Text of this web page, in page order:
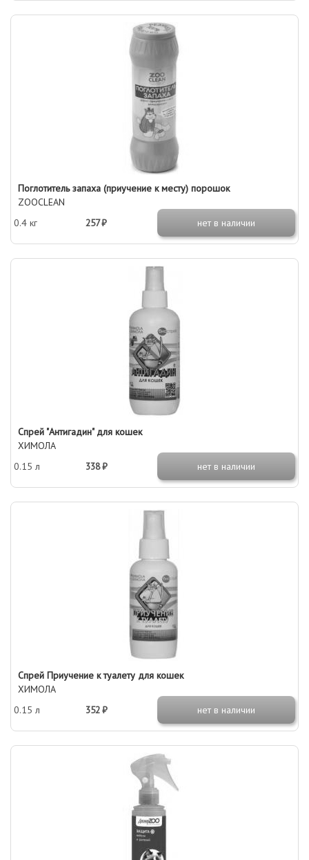
Поглотитель запаха (приучение к месту) порошок
ZOOCLEAN
0.4 кг
257 ₽ нет в наличии
Спрей "Антигадин" для кошек
ХИМОЛА
0.15 л
338 ₽ нет в наличии
Спрей Приучение к туалету для кошек
ХИМОЛА
0.15 л
352 ₽ нет в наличии